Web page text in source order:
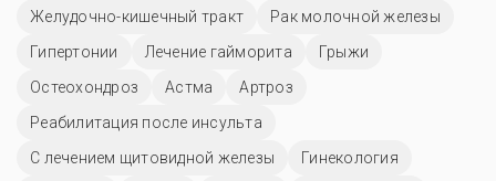
Желудочно-кишечный тракт
Рак молочной железы
Гипертонии
Лечение гайморита
Грыжи
Остеохондроз
Астма
Артроз
Реабилитация после инсульта
С лечением щитовидной железы
Гинекология